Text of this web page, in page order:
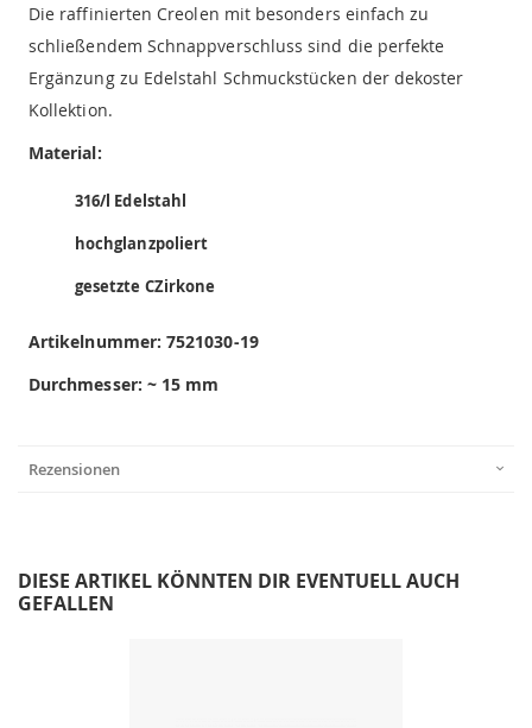
Die raffinierten Creolen mit besonders einfach zu
schließendem Schnappverschluss sind die perfekte
Ergänzung zu Edelstahl Schmuckstücken der dekoster
Kollektion.
Material:
316/l Edelstahl
hochglanzpoliert
gesetzte CZirkone
Artikelnummer:7521030-19
Durchmesser: ~ 15 mm
Rezensionen
DIESE ARTIKEL KÖNNTEN DIR EVENTUELL AUCH
GEFALLEN